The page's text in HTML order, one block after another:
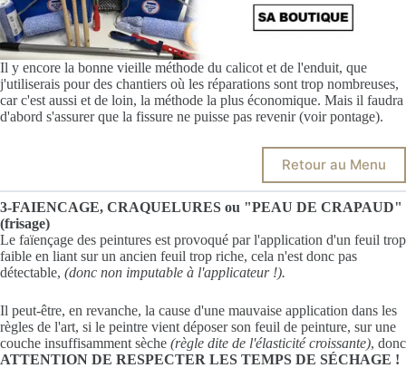
Il y encore la bonne vieille méthode du calicot et de l'enduit, que
j'utiliserais pour des chantiers où les réparations sont trop nombreuses,
car c'est aussi et de loin, la méthode la plus économique. Mais il faudra
d'abord s'assurer que la fissure ne puisse pas revenir (voir pontage).
Retour au Menu
3-FAIENCAGE, CRAQUELURES ou "PEAU DE CRAPAUD"
(frisage)
Le faïençage des peintures est provoqué par l'application d'un feuil trop
faible en liant sur un ancien feuil trop riche, cela n'est donc pas
détectable, (donc non imputable à l'applicateur !).
Il peut-être, en revanche, la cause d'une mauvaise application dans les
règles de l'art, si le peintre vient déposer son feuil de peinture, sur une
couche insuffisamment sèche (règle dite de l'élasticité croissante), donc
ATTENTION DE RESPECTER LES TEMPS DE SÉCHAGE !